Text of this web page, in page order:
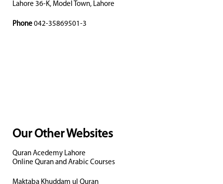
Lahore 36-K, Model Town, Lahore
Phone 042-35869501-3
Our Other Websites
Quran Acedemy Lahore
Online Quran and Arabic Courses
Maktaba Khuddam ul Quran